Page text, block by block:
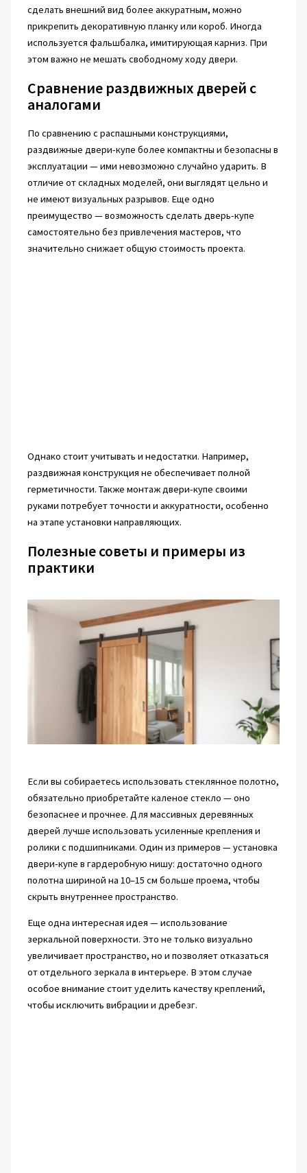
сделать внешний вид более аккуратным, можно
прикрепить декоративную планку или короб. Иногда
используется фальшбалка, имитирующая карниз. При
этом важно не мешать свободному ходу двери.
Сравнение раздвижных дверей с
аналогами
По сравнению с распашными конструкциями,
раздвижные двери-купе более компактны и безопасны в
эксплуатации — ими невозможно случайно ударить. В
отличие от складных моделей, они выглядят цельно и
не имеют визуальных разрывов. Еще одно
преимущество — возможность сделать дверь-купе
самостоятельно без привлечения мастеров, что
значительно снижает общую стоимость проекта.
Однако стоит учитывать и недостатки. Например,
раздвижная конструкция не обеспечивает полной
герметичности. Также монтаж двери-купе своими
руками потребует точности и аккуратности, особенно
на этапе установки направляющих.
Полезные советы и примеры из
практики
Если вы собираетесь использовать стеклянное полотно,
обязательно приобретайте каленое стекло — оно
безопаснее и прочнее. Для массивных деревянных
дверей лучше использовать усиленные крепления и
ролики с подшипниками. Один из примеров — установка
двери-купе в гардеробную нишу: достаточно одного
полотна шириной на 10–15 см больше проема, чтобы
скрыть внутреннее пространство.
Еще одна интересная идея — использование
зеркальной поверхности. Это не только визуально
увеличивает пространство, но и позволяет отказаться
от отдельного зеркала в интерьере. В этом случае
особое внимание стоит уделить качеству креплений,
чтобы исключить вибрации и дребезг.